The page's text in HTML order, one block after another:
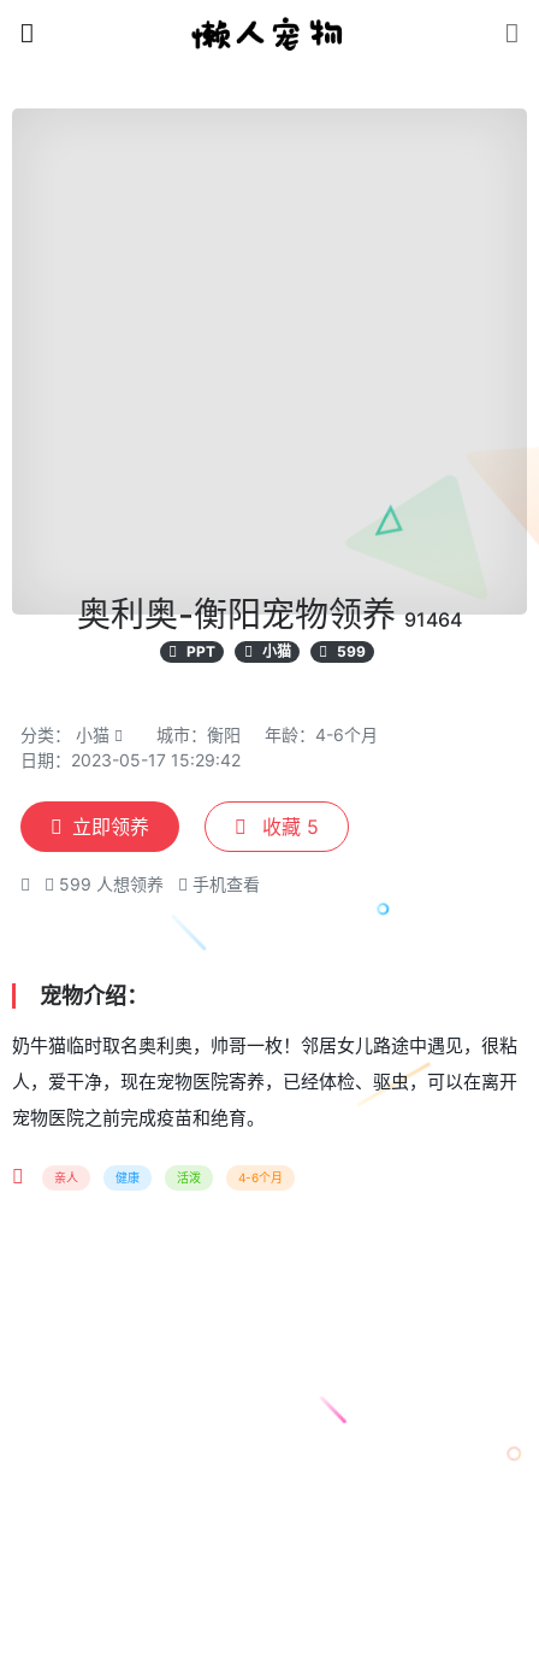
奥利奥-衡阳宠物领养91464
PPT 小猫 599
分类： 小猫 城市：衡阳
年龄：4-6个月
日期：2023-05-17 15:29:42
立即领养 收藏 5
599 人想领养 手机查看
宠物介绍：
奶牛猫临时取名奥利奥，帅哥一枚！邻居女儿路途中遇见，很粘
人，爱干净，现在宠物医院寄养，已经体检、驱虫，可以在离开
宠物医院之前完成疫苗和绝育。
亲人 健康 活泼 4-6个月